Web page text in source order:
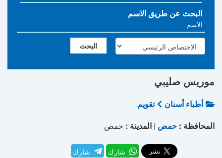
البحث عن طريق الاسم
موريس صليبي
أطباء أسنان
تقويم
المحافظة : حمص | المدينة : حمص
شارك شارك